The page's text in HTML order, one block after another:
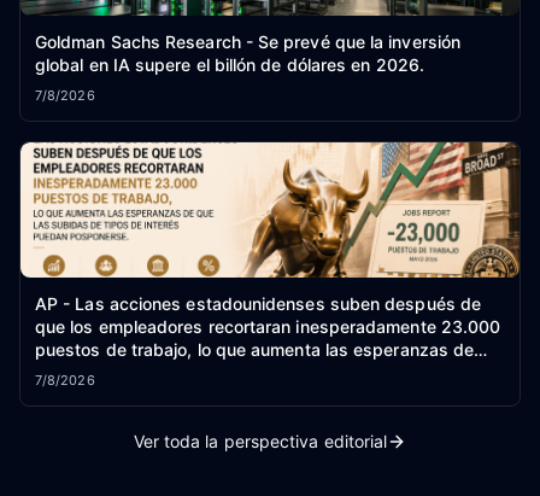
Goldman Sachs Research - Se prevé que la inversión
global en IA supere el billón de dólares en 2026.
7/8/2026
AP - Las acciones estadounidenses suben después de
que los empleadores recortaran inesperadamente 23.000
puestos de trabajo, lo que aumenta las esperanzas de
que las subidas de tipos de interés puedan posponerse.
7/8/2026
Ver toda la perspectiva editorial